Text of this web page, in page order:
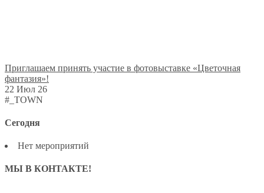
Приглашаем принять участие в фотовыставке «Цветочная
фантазия»!
22 Июл 26
#_TOWN
Сегодня
Нет мероприятий
МЫ В КОНТАКТЕ!